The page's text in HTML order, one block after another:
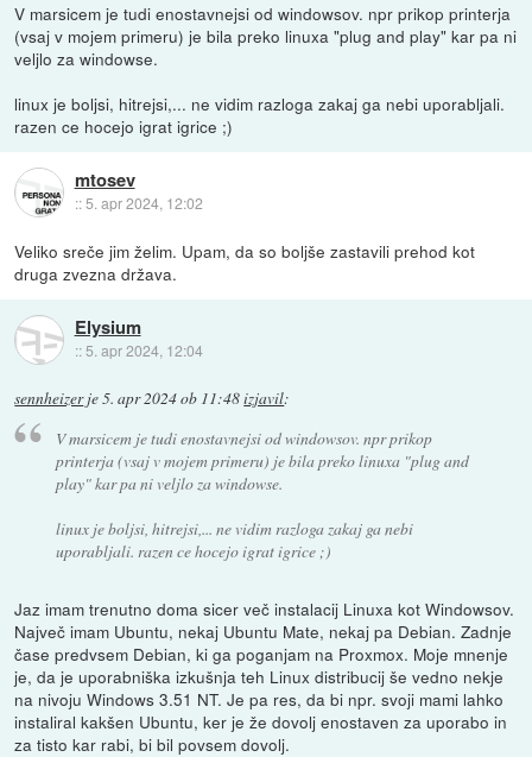
V marsicem je tudi enostavnejsi od windowsov. npr prikop printerja
(vsaj v mojem primeru) je bila preko linuxa "plug and play" kar pa ni
veljlo za windowse.
linux je boljsi, hitrejsi,... ne vidim razloga zakaj ga nebi uporabljali.
razen ce hocejo igrat igrice ;)
mtosev
::5. apr 2024, 12:02
Veliko sreče jim želim. Upam, da so boljše zastavili prehod kot
druga zvezna država.
Elysium
:: 5. apr 2024, 12:04
sennheizerje5. apr 2024 ob 11:48izjavil:
V marsicem je tudi enostavnejsi od windowsov. npr prikop
printerja (vsaj v mojem primeru) je bila preko linuxa "plug and
play" kar pa ni veljlo za windowse.
linux je boljsi, hitrejsi,... ne vidim razloga zakaj ga nebi
uporabljali. razen ce hocejo igrat igrice ;)
Jaz imam trenutno doma sicer več instalacij Linuxa kot Windowsov.
Največ imam Ubuntu, nekaj Ubuntu Mate, nekaj pa Debian. Zadnje
čase predvsem Debian, ki ga poganjam na Proxmox. Moje mnenje
je, da je uporabniška izkušnja teh Linux distribucij še vedno nekje
na nivoju Windows 3.51 NT. Je pa res, da bi npr. svoji mami lahko
instaliral kakšen Ubuntu, ker je že dovolj enostaven za uporabo in
za tisto kar rabi, bi bil povsem dovolj.